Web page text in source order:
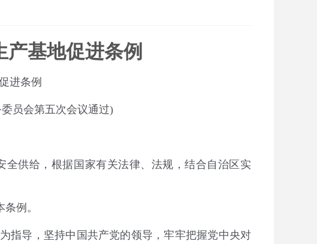
基地促进条例
进条例
员会第五次会议通过)
供给，根据国家有关法律、法规，结合自治区实
例。
导，坚持中国共产党的领导，牢牢把握党中央对